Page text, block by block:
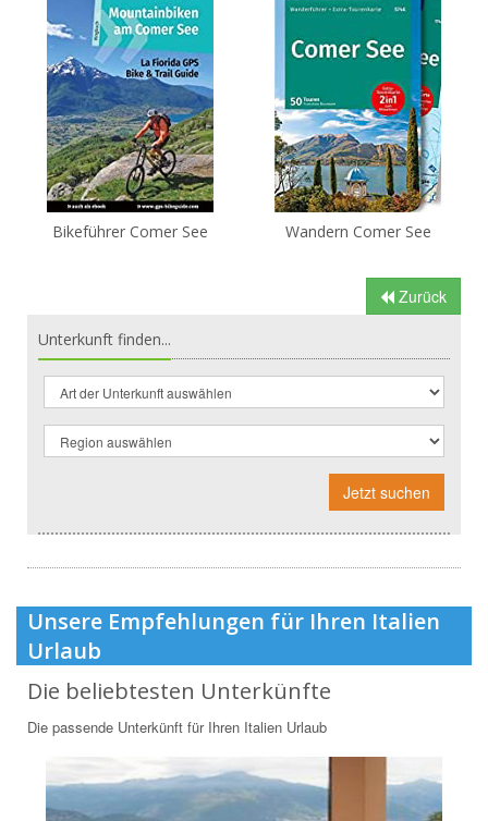
Bikeführer Comer See Wandern Comer See
Zurück
Unterkunft finden...
Jetzt suchen
Unsere Empfehlungen für Ihren Italien
Urlaub
Die beliebtesten Unterkünfte
Die passende Unterkünft für Ihren Italien Urlaub